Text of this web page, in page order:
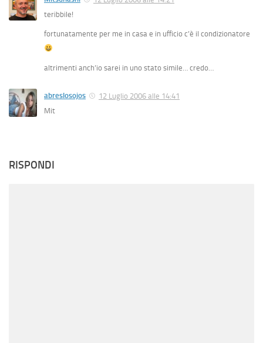
teribbile!
fortunatamente per me in casa e in ufficio c’è il condizionatore
altrimenti anch’io sarei in uno stato simile… credo…
abreslosojos
12 Luglio 2006 alle 14:41
Mit
RISPONDI